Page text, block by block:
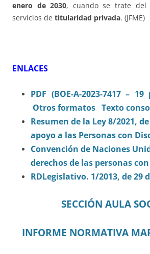
enero de 2030, cuando se trate del
servicios de titularidad privada. (JFME)
ENLACES
PDF (BOE-A-2023-7417 –
Otros formatos Texto
Resumen de la Ley 8/2021,
apoyo a las Personas con
Convención de Naciones
derechos de las personas
RDLegislativo. 1/2013, de 29
SECCIÓN AULA
INFORME NORMATIVA